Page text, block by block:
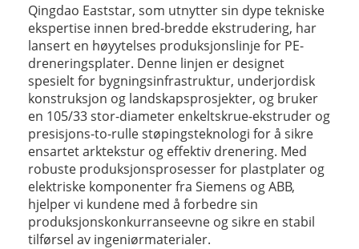
Qingdao Eaststar, som utnytter sin dype tekniske
ekspertise innen bred-bredde ekstrudering, har
lansert en høyytelses produksjonslinje for PE-
dreneringsplater. Denne linjen er designet
spesielt for bygningsinfrastruktur, underjordisk
konstruksjon og landskapsprosjekter, og bruker
en 105/33 stor-diameter enkeltskrue-ekstruder og
presisjons-to-rulle støpingsteknologi for å sikre
ensartet arktekstur og effektiv drenering. Med
robuste produksjonsprosesser for plastplater og
elektriske komponenter fra Siemens og ABB,
hjelper vi kundene med å forbedre sin
produksjonskonkurranseevne og sikre en stabil
tilførsel av ingeniørmaterialer.